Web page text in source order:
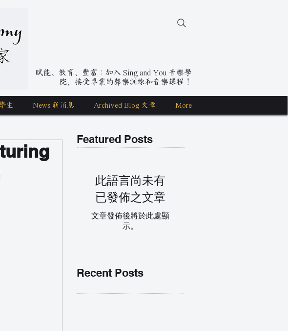
賦能、教育、豐富：加入 Sing and You 音樂學
院，接受專業的聲樂訓練和音樂課程！
生 News 新消息 Archived Blog 文章 More
Featured Posts
此語言尚未有
已發佈之文章
文章發佈後將於此處顯
示。
Recent Posts